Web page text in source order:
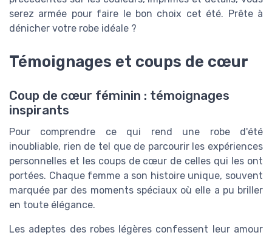
serez armée pour faire le bon choix cet été. Prête à
dénicher votre robe idéale ?
Témoignages et coups de cœur
Coup de cœur féminin : témoignages
inspirants
Pour comprendre ce qui rend une robe d'été
inoubliable, rien de tel que de parcourir les expériences
personnelles et les coups de cœur de celles qui les ont
portées. Chaque femme a son histoire unique, souvent
marquée par des moments spéciaux où elle a pu briller
en toute élégance.
Les adeptes des robes légères confessent leur amour